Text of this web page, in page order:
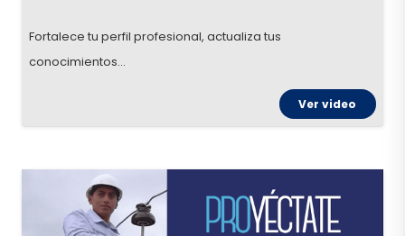
Fortalece tu perfil profesional, actualiza tus
conocimientos…
Ver video